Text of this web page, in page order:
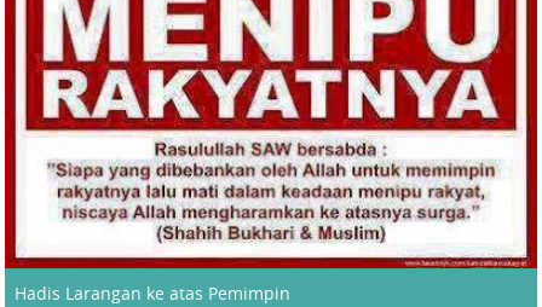
Hadis Larangan ke atas Pemimpin